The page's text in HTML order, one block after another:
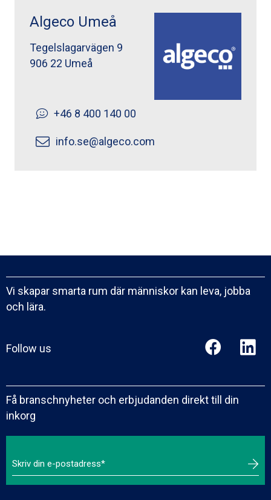
Algeco Umeå
Tegelslagarvägen 9
906 22 Umeå
+46 8 400 140 00
info.se@algeco.com
Vi skapar smarta rum där människor kan leva, jobba
och lära.
Follow us
Få branschnyheter och erbjudanden direkt till din
inkorg